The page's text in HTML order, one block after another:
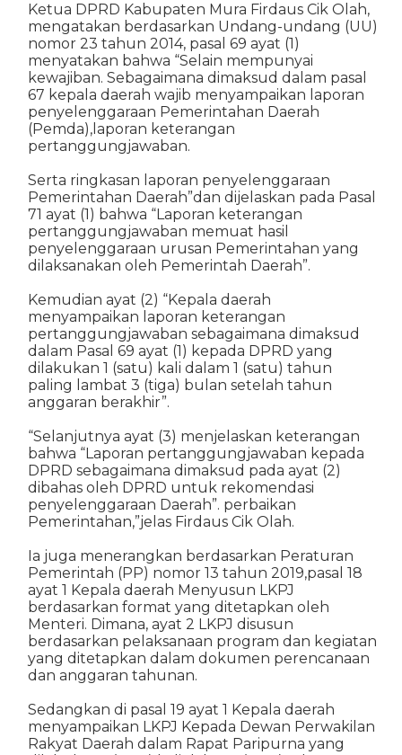
Ketua DPRD Kabupaten Mura Firdaus Cik Olah,
mengatakan berdasarkan Undang-undang (UU)
nomor 23 tahun 2014, pasal 69 ayat (1)
menyatakan bahwa “Selain mempunyai
kewajiban. Sebagaimana dimaksud dalam pasal
67 kepala daerah wajib menyampaikan laporan
penyelenggaraan Pemerintahan Daerah
(Pemda),laporan keterangan
pertanggungjawaban.
Serta ringkasan laporan penyelenggaraan
Pemerintahan Daerah”dan dijelaskan pada Pasal
71 ayat (1) bahwa “Laporan keterangan
pertanggungjawaban memuat hasil
penyelenggaraan urusan Pemerintahan yang
dilaksanakan oleh Pemerintah Daerah”.
Kemudian ayat (2) “Kepala daerah
menyampaikan laporan keterangan
pertanggungjawaban sebagaimana dimaksud
dalam Pasal 69 ayat (1) kepada DPRD yang
dilakukan 1 (satu) kali dalam 1 (satu) tahun
paling lambat 3 (tiga) bulan setelah tahun
anggaran berakhir”.
“Selanjutnya ayat (3) menjelaskan keterangan
bahwa “Laporan pertanggungjawaban kepada
DPRD sebagaimana dimaksud pada ayat (2)
dibahas oleh DPRD untuk rekomendasi
penyelenggaraan Daerah”. perbaikan
Pemerintahan,”jelas Firdaus Cik Olah.
Ia juga menerangkan berdasarkan Peraturan
Pemerintah (PP) nomor 13 tahun 2019,pasal 18
ayat 1 Kepala daerah Menyusun LKPJ
berdasarkan format yang ditetapkan oleh
Menteri. Dimana, ayat 2 LKPJ disusun
berdasarkan pelaksanaan program dan kegiatan
yang ditetapkan dalam dokumen perencanaan
dan anggaran tahunan.
Sedangkan di pasal 19 ayat 1 Kepala daerah
menyampaikan LKPJ Kepada Dewan Perwakilan
Rakyat Daerah dalam Rapat Paripurna yang